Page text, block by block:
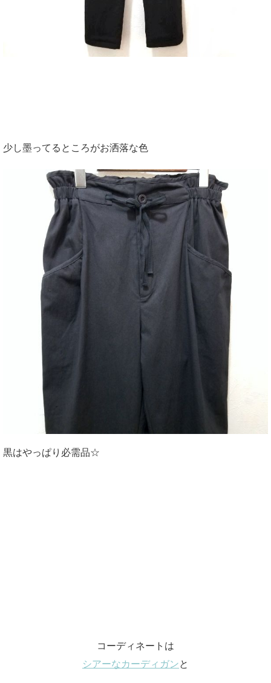
少し墨ってるところがお洒落な色
黒はやっぱり必需品☆
コーディネートは
シアーなカーディガンと